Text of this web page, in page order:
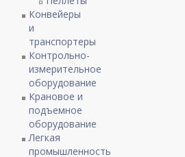
Конвейеры
и
транспортеры
Контрольно-
измерительное
оборудование
Крановое и
подъемное
оборудование
Легкая
промышленность